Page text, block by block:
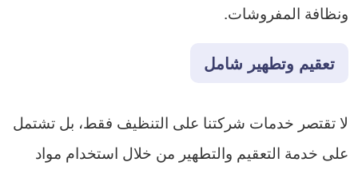
ونظافة المفروشات.
تعقيم وتطهير شامل
لا تقتصر خدمات شركتنا على التنظيف فقط، بل تشتمل
على خدمة التعقيم والتطهير من خلال استخدام مواد